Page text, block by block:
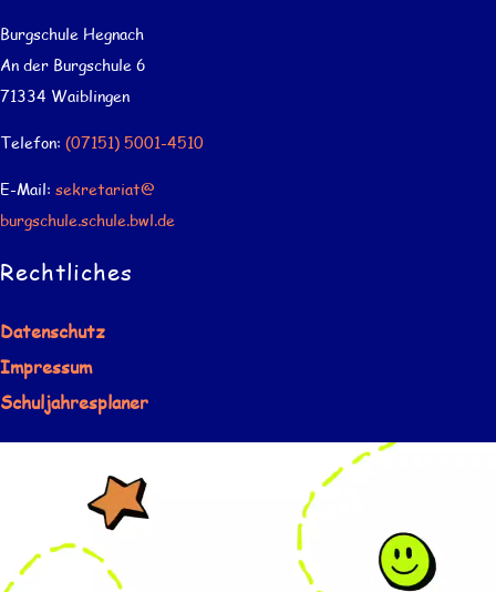
Burgschule Hegnach
An der Burgschule 6
71334 Waiblingen
Telefon: (07151) 5001-4510
E-Mail: sekretariat@
burgschule.schule.bwl.de
Rechtliches
Datenschutz
Impressum
Schuljahresplaner